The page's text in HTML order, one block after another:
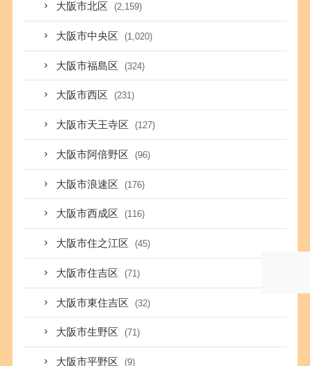
大阪市北区 (2,159)
大阪市中央区 (1,020)
大阪市福島区 (324)
大阪市西区 (231)
大阪市天王寺区 (127)
大阪市阿倍野区 (96)
大阪市浪速区 (176)
大阪市西成区 (116)
大阪市住之江区 (45)
大阪市住吉区 (71)
大阪市東住吉区 (32)
大阪市生野区 (71)
大阪市平野区 (9)